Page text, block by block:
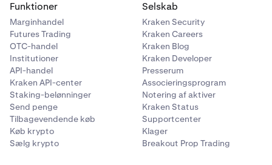
Funktioner
Marginhandel
Futures Trading
OTC-handel
Institutioner
API-handel
Kraken API-center
Staking-belønninger
Send penge
Tilbagevendende køb
Køb krypto
Sælg krypto
Selskab
Kraken Security
Kraken Careers
Kraken Blog
Kraken Developer
Presserum
Associeringsprogram
Notering af aktiver
Kraken Status
Supportcenter
Klager
Breakout Prop Trading